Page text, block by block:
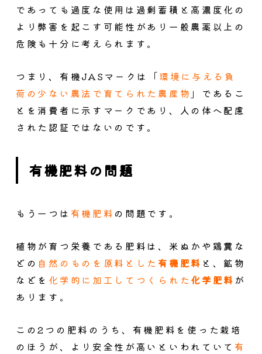
であっても過度な使用は過剰蓄積と高濃度化の
より弊害を起こす可能性があり一般農薬以上の
危険も十分に考えられます。
つまり、有機JASマークは「環境に与える負
荷の少ない農法で育てられた農産物 」であるこ
とを消費者に示すマークであり、人の体へ配慮
された認証ではないのです。
有機肥料の問題
もう一つは 有機肥料 の問題です。
植物が育つ栄養である肥料は、米ぬかや鶏糞な
どの 自然のものを原料とした 有機肥料 と、鉱物
などを 化学的に加工してつくられた 化学肥料 が
あります。
この2つの肥料のうち、有機肥料を使った栽培
のほうが、より安全性が高いといわれていて 有